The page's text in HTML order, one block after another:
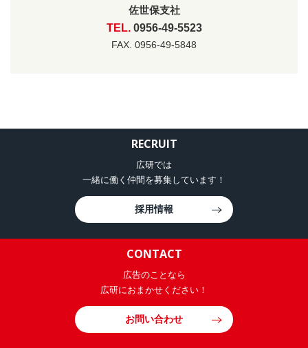
佐世保支社
TEL.0956-49-5523
FAX. 0956-49-5848
RECRUIT
広研では
一緒に働く仲間を募集しています！
採用情報
CONTACT
広告のことなら
広研におまかせください！
お問い合わせ